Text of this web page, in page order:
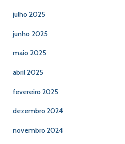
julho 2025
junho 2025
maio 2025
abril 2025
fevereiro 2025
dezembro 2024
novembro 2024